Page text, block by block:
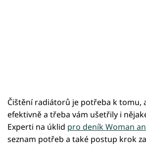
Čištění radiátorů je potřeba k tomu,
efektivně a třeba vám ušetřily i
Experti na úklid pro deník Woman
seznam potřeb a také postup krok